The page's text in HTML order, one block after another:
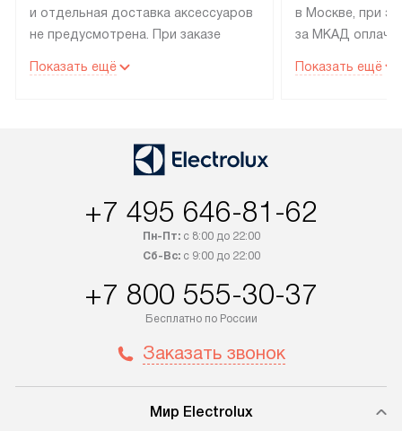
и отдельная доставка аксессуаров
не предусмотрена. При заказе
рекомендуем обсудить
со статусом «В наличии» могут
быть отправлены покупателю
интересен товар «Под заказ»,
приобретения с менеджером сайта.
доставляются бесплатно
по Москве в пределах МКАД,
не предусмотрена. После 100%
до представительства
Показать ещё
в Москве, при
за МКАД
партнера
по монтажу
материалы.
Показать ещё
+7 495 646-81-62
Пн-Пт:с 8:00 до 22:00
Сб-Вс:с 9:00 до 22:00
+7 800 555-30-37
Бесплатно по России
Заказать звонок
Мир Electrolux